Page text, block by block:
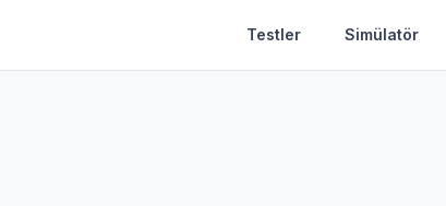
Testler Simülatör